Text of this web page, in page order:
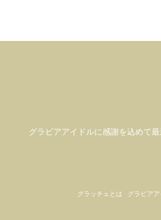
グラビアアイドルに感謝を込めて
グラッチェとは グラビア